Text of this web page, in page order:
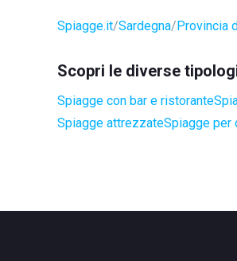
Spiagge.it Sardegna Provincia
Scopri le diverse
Spiagge con bar e ristorante
Spiagge attrezzateSpiagge per